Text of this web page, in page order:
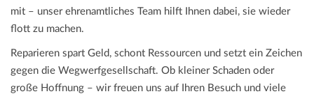
mit – unser ehrenamtliches Team hilft Ihnen dabei, sie wieder
flott zu machen.
Reparieren spart Geld, schont Ressourcen und setzt ein Zeichen
gegen die Wegwerfgesellschaft. Ob kleiner Schaden oder
große Hoffnung – wir freuen uns auf Ihren Besuch und viele